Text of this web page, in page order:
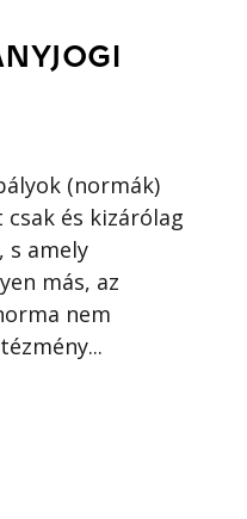
(normák)
és kizárólag
s amely
más, az
nem